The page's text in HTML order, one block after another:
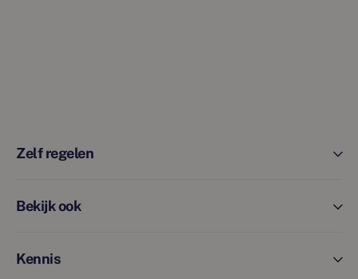
Zelf regelen
Bekijk ook
Kennis